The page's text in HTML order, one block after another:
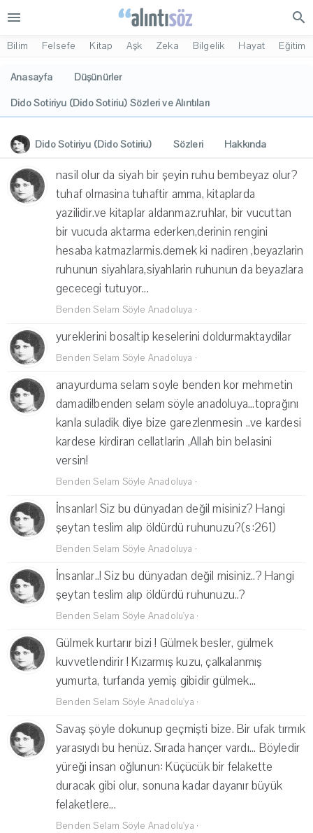
menu search
Bilim Felsefe Kitap Aşk Zeka Bilgelik Hayat Eğitim
Anasayfa
Düşünürler
Dido Sotiriyu (Dido Sotiriu) Sözleri ve Alıntıları
Dido Sotiriyu (Dido Sotiriu) Sözleri
Hakkında
Eserleri
İlgi Alanları Yorumlar
nasil olur da siyah bir şeyin ruhu bembeyaz olur?
tuhaf olmasina tuhaftir amma, kitaplarda
yazilidir.ve kitaplar aldanmaz.ruhlar, bir vucuttan
bir vucuda aktarma ederken,derinin rengini
hesaba katmazlarmis.demek ki nadiren ,beyazlarin
ruhunun siyahlara,siyahlarin ruhunun da beyazlara
gececegi tutuyor...
Benden Selam Söyle Anadoluya ·
yureklerini bosaltip keselerini doldurmaktaydilar
Benden Selam Söyle Anadoluya ·
anayurduma selam soyle benden kor mehmetin
damadi!benden selam söyle anadoluya...toprağını
kanla suladik diye bize garezlenmesin ..ve kardesi
kardese kirdiran cellatlarin ,Allah bin belasini
versin!
Benden Selam Söyle Anadoluya ·
İnsanlar! Siz bu dünyadan değil misiniz? Hangi
şeytan teslim alıp öldürdü ruhunuzu?(s:261)
Benden Selam Söyle Anadoluya ·
İnsanlar..! Siz bu dünyadan değil misiniz..? Hangi
şeytan teslim alıp öldürdü ruhunuzu..?
Benden Selam Söyle Anadolu'ya ·
Gülmek kurtarır bizi ! Gülmek besler, gülmek
kuvvetlendirir ! Kızarmış kuzu, çalkalanmış
yumurta, turfanda yemiş gibidir gülmek...
Benden Selam Söyle Anadolu'ya ·
Savaş şöyle dokunup geçmişti bize. Bir ufak tırmık
yarasıydı bu henüz. Sırada hançer vardı... Böyledir
yüreği insan oğlunun: Küçücük bir felakette
duracak gibi olur, sonuna kadar dayanır büyük
felaketlere...
Benden Selam Söyle Anadolu'ya ·